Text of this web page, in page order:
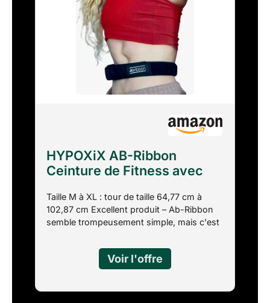
HYPOXiX AB-Ribbon
Ceinture de Fitness avec
Pilates, Barre, Yoga,
Respiration et thérapie
Physique, (M-XL) pour Tour
de Taille 64,77 cm à 102,87
Taille M à XL : tour de taille 64,77 cm à
102,87 cm Excellent produit – Ab-Ribbon
semble trompeusement simple, mais c'est
tests pour atteindre sa simplicité
sophistiquée. Obtenez de meilleurs
résultats pour atteindre vos objectifs de